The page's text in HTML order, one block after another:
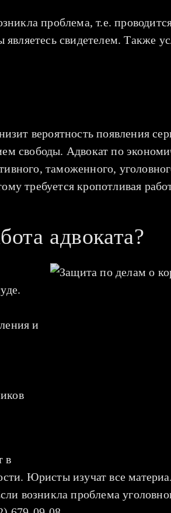
проблема, т.е.
свидетелем. Также
вероятность появления
свободы. Адвокат по
таможенного,
требуется кропотливая
адвоката?
и
в
Юристы изучат все
возникла проблема